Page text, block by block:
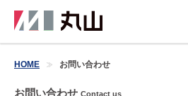
HOME お問い合わせ
お問い合わせ Contact us